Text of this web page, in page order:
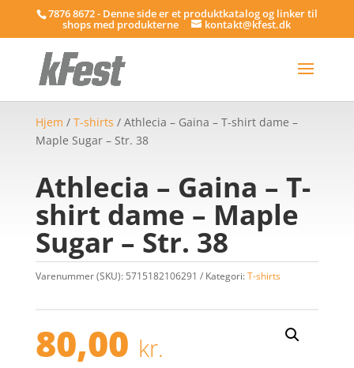
7876 8672 - Denne side er et produktkatalog og linker til
shops med produkterne kontakt@kfest.dk
Hjem / T-shirts / Athlecia – Gaina – T-shirt dame –
Maple Sugar – Str. 38
Athlecia – Gaina – T-
shirt dame – Maple
Sugar – Str. 38
Varenummer (SKU): 5715182106291 Kategori:T-shirts
80,00 kr.